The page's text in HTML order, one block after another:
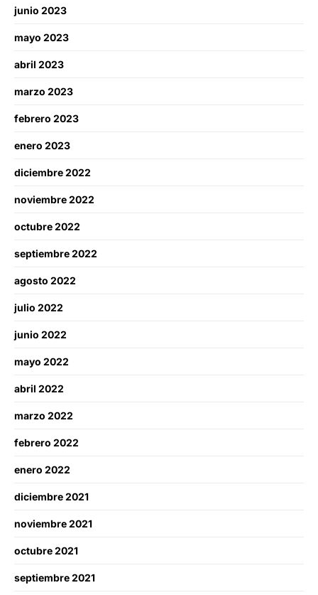
junio 2023
mayo 2023
abril 2023
marzo 2023
febrero 2023
enero 2023
diciembre 2022
noviembre 2022
octubre 2022
septiembre 2022
agosto 2022
julio 2022
junio 2022
mayo 2022
abril 2022
marzo 2022
febrero 2022
enero 2022
diciembre 2021
noviembre 2021
octubre 2021
septiembre 2021